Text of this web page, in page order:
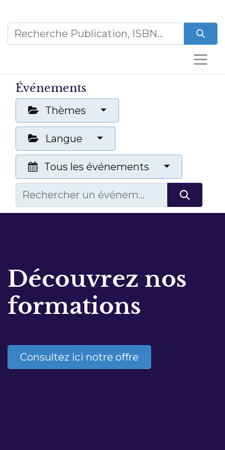
Événements
Thèmes
Langue
Tous les événements
Découvrez nos
formations
Consultez ici notre offre